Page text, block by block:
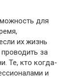
для
их жизнь
за
Те, кто когда-
и